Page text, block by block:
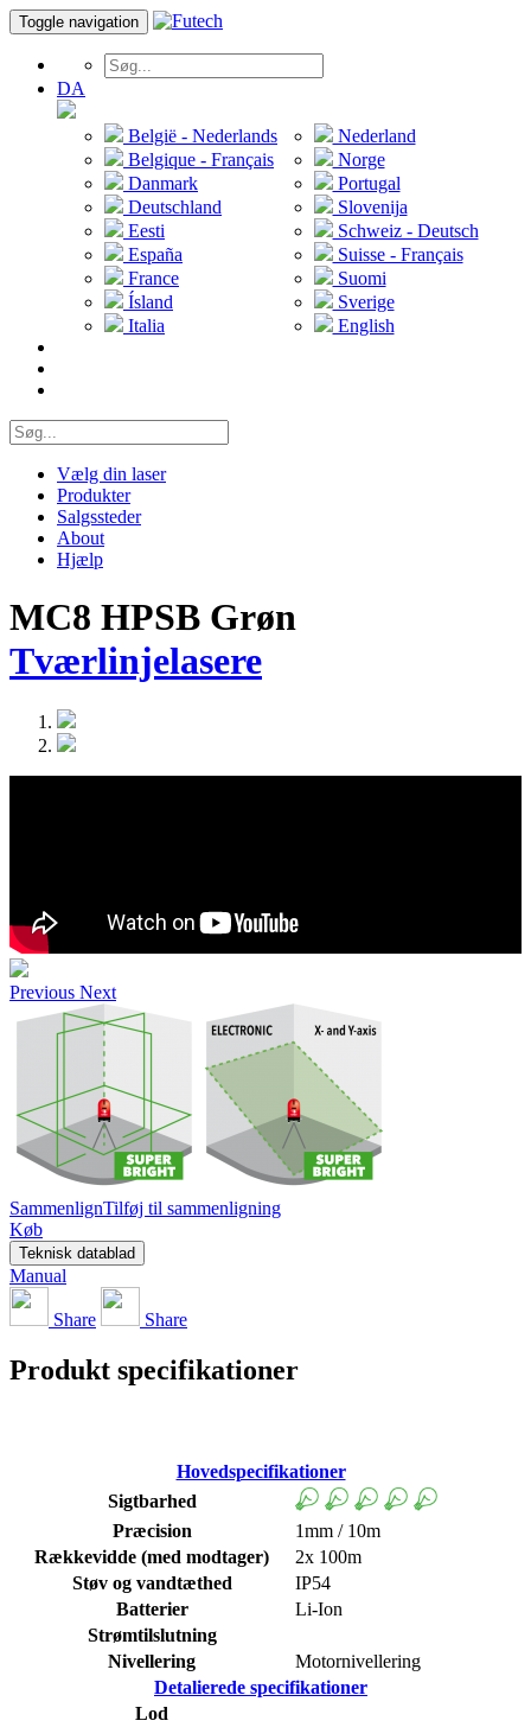
Toggle navigation
DA
België - Nederlands
Belgique - Français
Danmark
Deutschland
Eesti
España
France
Ísland
Italia
Nederland
Norge
Portugal
Slovenija
Schweiz - Deutsch
Suisse - Français
Suomi
Sverige
English
Vælg din laser
Produkter
Salgssteder
About
Hjælp
MC8 HPSB Grøn
Tværlinjelasere
Previous Next
SammenlignTilføj til sammenligning
Køb
Teknisk datablad
Manual
Share Share
Produkt specifikationer
Hovedspecifikationer
Sigtbarhed
Præcision
1mm / 10m
Rækkevidde (med modtager)
2x 100m
Støv og vandtæthed
IP54
Batterier
Li-Ion
Strømtilslutning
Nivellering
Motornivellering
Detalierede specifikationer
Lod